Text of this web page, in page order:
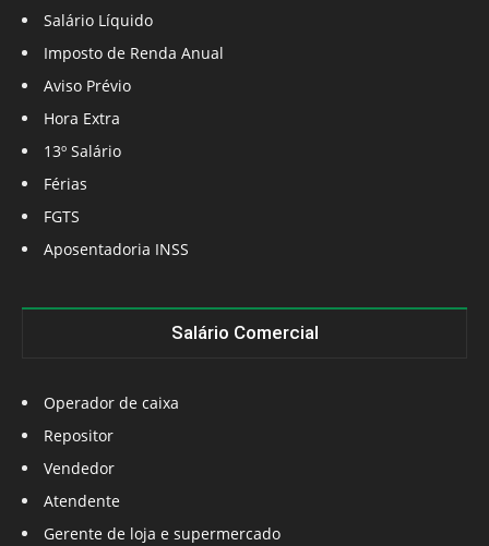
Salário Líquido
Imposto de Renda Anual
Aviso Prévio
Hora Extra
13º Salário
Férias
FGTS
Aposentadoria INSS
Salário Comercial
Operador de caixa
Repositor
Vendedor
Atendente
Gerente de loja e supermercado